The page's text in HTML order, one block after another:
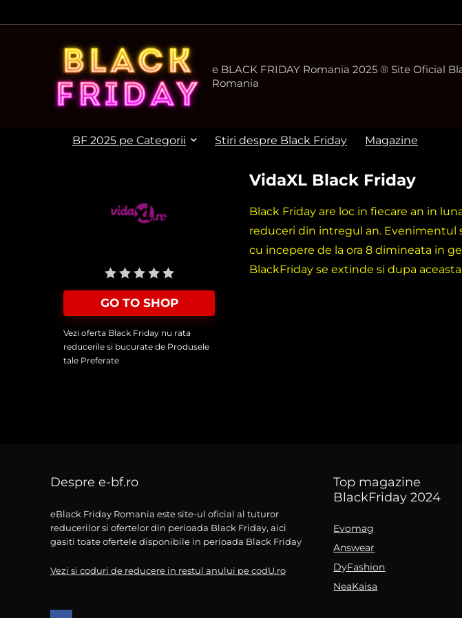
e BLACK FRIDAY Romania 2025 ® Site Oficial
Romania
BF 2025 pe Categorii Stiri despre Black Friday Magazine
VidaXL Black Friday
GO TO SHOP
Vezi oferta Black Friday nu rata
reducerile si bucurate de Produsele
tale Preferate
Black Friday are loc in fiecare an in
reduceri din intregul an. Evenimentul
cu incepere de la ora 8 dimineata in
BlackFriday se extinde si dupa
Despre e-bf.ro
eBlack Friday Romania este site-ul oficial al tuturor
reducerilor si ofertelor din perioada Black Friday, aici
gasiti toate ofertele disponibile in perioada Black Friday
Vezi si coduri de reducere in restul anului pe codU.ro
Top magazine
BlackFriday 2024
Evomag
Answear
DyFashion
NeaKaisa